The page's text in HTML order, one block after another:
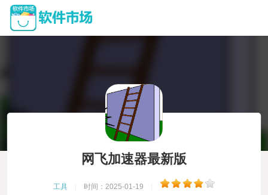
网飞加速器最新版
工具 时间：2025-01-19